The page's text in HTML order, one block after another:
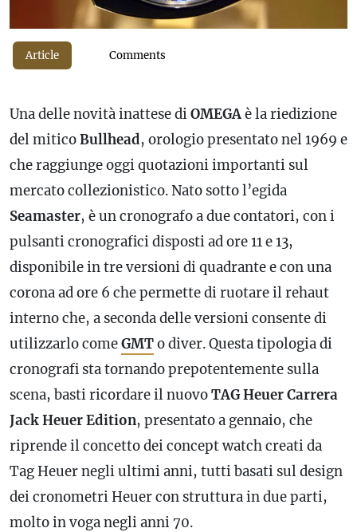
Article Comments
Una delle novità inattese diOMEGAè la riedizione
del miticoBullhead, orologio presentato nel 1969 e
che raggiunge oggi quotazioni importanti sul
mercato collezionistico. Nato sotto l’egida
Seamaster, è un cronografo a due contatori, con i
pulsanti cronografici disposti ad ore 11 e 13,
disponibile in tre versioni di quadrante e con una
corona ad ore 6 che permette di ruotare il rehaut
interno che, a seconda delle versioni consente di
utilizzarlo comeGMTo diver. Questa tipologia di
cronografi sta tornando prepotentemente sulla
scena, basti ricordare il nuovoTAG Heuer Carrera
Jack Heuer Edition, presentato a gennaio, che
riprende il concetto dei concept watch creati da
Tag Heuer negli ultimi anni, tutti basati sul design
dei cronometri Heuer con struttura in due parti,
molto in voga negli anni 70.